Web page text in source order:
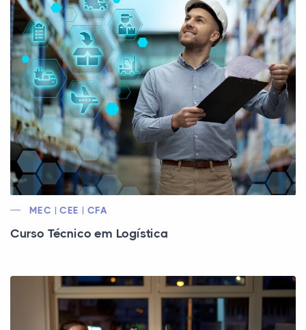
MEC | CEE | CFA
Curso Técnico em Logística